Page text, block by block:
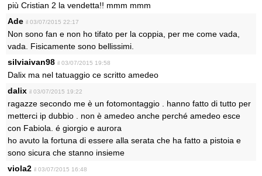
più Cristian 2 la vendetta!! mmm mmm
Ade il 03/07/2015 22:17
Non sono fan e non ho tifato per la coppia, per me come vada,
vada. Fisicamente sono bellissimi.
silviaivan98 il 03/07/2015 19:58
Dalix ma nel tatuaggio ce scritto amedeo
dalix il 03/07/2015 19:22
ragazze secondo me è un fotomontaggio . hanno fatto di tutto per
metterci ip dubbio . non è amedeo anche perché amedeo esce
con Fabiola. é giorgio e aurora
ho avuto la fortuna di essere alla serata che ha fatto a pistoia e
sono sicura che stanno insieme
viola2 il 03/07/2015 16:48